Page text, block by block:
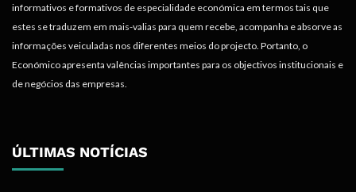
informativos e formativos de especialidade económica em termos tais que
estes se traduzem em mais-valias para quem recebe, acompanha e absorve as
informações veiculadas nos diferentes meios do projecto. Portanto, o
Económico apresenta valências importantes para os objectivos institucionais e
de negócios das empresas.
ÚLTIMAS NOTÍCIAS